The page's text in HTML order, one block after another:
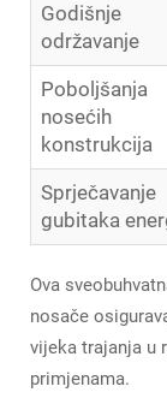
Godišnje
održavanje
Poboljšanja
nosećih
konstrukcija
Sprječavanje
gubitaka
Ova
nosače
vijeka trajanja u
primjenama.